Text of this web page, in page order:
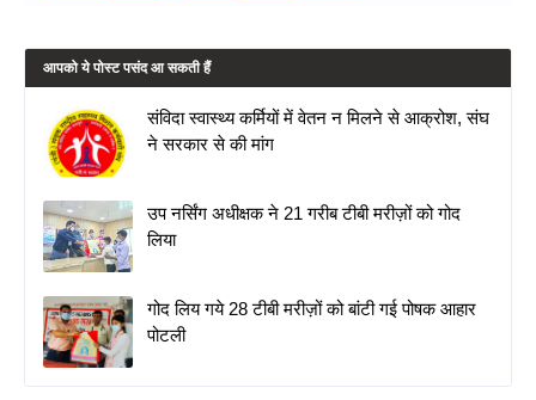
आपको ये पोस्ट पसंद आ सकती हैं
संविदा स्वास्थ्य कर्मियों में वेतन न मिलने से आक्रोश, संघ
ने सरकार से की मांग
उप नर्सिंग अधीक्षक ने 21 गरीब टीबी मरीज़ों को गोद
लिया
गोद लिय गये 28 टीबी मरीज़ों को बांटी गई पोषक आहार
पोटली